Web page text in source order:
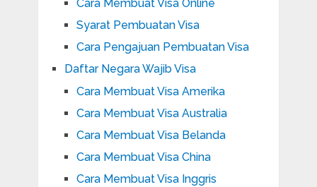
Cara Membuat Visa Online
Syarat Pembuatan Visa
Cara Pengajuan Pembuatan Visa
Daftar Negara Wajib Visa
Cara Membuat Visa Amerika
Cara Membuat Visa Australia
Cara Membuat Visa Belanda
Cara Membuat Visa China
Cara Membuat Visa Inggris